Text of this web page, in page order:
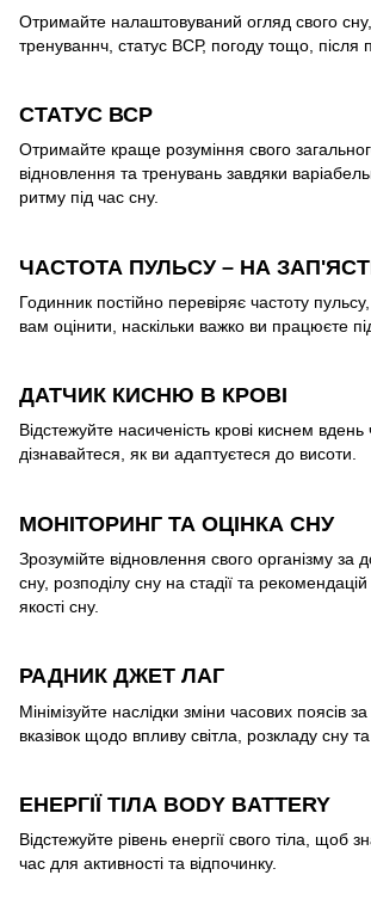
Отримайте налаштовуваний огляд свого
тренуваннч, статус ВСР, погоду тощо, після
СТАТУС ВСР
Отримайте краще розуміння свого
відновлення та тренувань завдяки
ритму під час сну.
ЧАСТОТА ПУЛЬСУ – НА
Годинник постійно перевіряє частоту
вам оцінити, наскільки важко ви працюєте
ДАТЧИК КИСНЮ В КРОВІ
Відстежуйте насиченість крові киснем вдень
дізнавайтеся, як ви адаптуєтеся до висоти.
МОНІТОРИНГ ТА ОЦІНКА СНУ
Зрозумійте відновлення свого організму за
сну, розподілу сну на стадії та
якості сну.
РАДНИК ДЖЕТ ЛАГ
Мінімізуйте наслідки зміни часових поясів
вказівок щодо впливу світла, розкладу сну
ЕНЕРГІЇ ТІЛА BODY BATTERY
Відстежуйте рівень енергії свого тіла, щоб
час для активності та відпочинку.